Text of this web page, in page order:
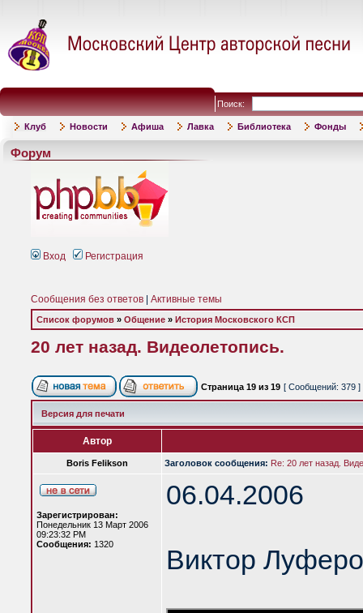
Поиск:
Клуб Новости Афиша Лавка Библиотека Фонды
Форум
Вход Регистрация
Сообщения без ответов Активные темы
Список форумов » Общение » История Московского КСП
20 лет назад. Видеолетопись.
Страница 19 из 19 [ Сообщений: 379 ]
Версия для печати
Автор
Boris Felikson Заголовок сообщения: Re: 20 лет назад.
Зарегистрирован:
Понедельник 13 Март 2006
09:23:32 PM
Сообщения: 1320
06.04.2006
Виктор